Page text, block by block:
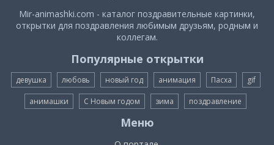
Mir-animashki.com - каталог поздравительные картинки,
открытки для поздравления любимым друзьям, родным и
коллегам.
Популярные открытки
девушка любовь новый год анимация Пасха gif
анимашки С Новым годом зима поздравление
Меню